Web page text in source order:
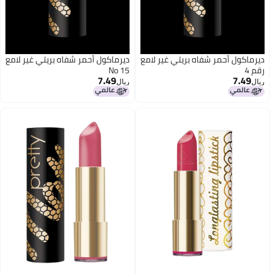
15
ديرماكول أحمر شفاه بريتي غير لامع
رقم 4
ريال7.49
15
ديرماكول أحمر شفاه بريتي غير لامع
No 15
ريال7.49